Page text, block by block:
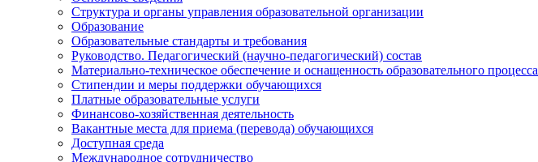
Структура и органы управления образовательной организации
Образование
Образовательные стандарты и требования
Руководство. Педагогический (научно-педагогический) состав
Материально-техническое обеспечение и оснащенность образовательного процесса
Стипендии и меры поддержки обучающихся
Платные образовательные услуги
Финансово-хозяйственная деятельность
Вакантные места для приема (перевода) обучающихся
Доступная среда
Международное сотрудничество